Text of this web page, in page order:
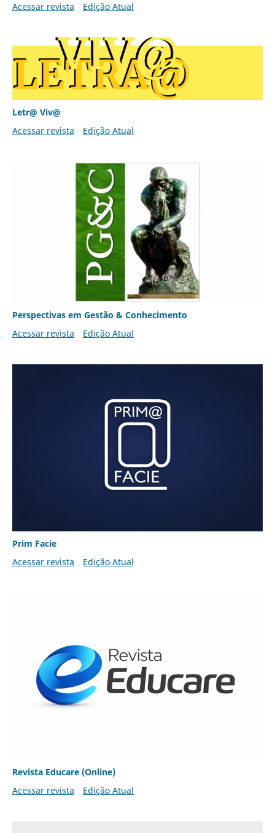
Acessar revista
Edição Atual
Letr@ Viv@
Acessar revista
Edição Atual
Perspectivas em Gestão & Conhecimento
Acessar revista
Edição Atual
Prim Facie
Acessar revista
Edição Atual
Revista Educare (Online)
Acessar revista
Edição Atual